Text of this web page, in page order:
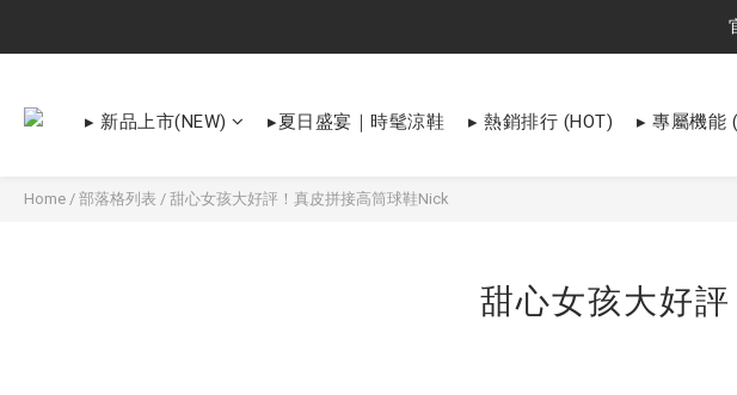
▸ 新品上市(NEW) ▸夏日盛宴｜時髦涼鞋 ▸ 熱銷排行 (HOT) ▸ 專屬機能
Home / 部落格列表 / 甜心女孩大好評！真皮拼接高筒球鞋Nick
甜心女孩大好